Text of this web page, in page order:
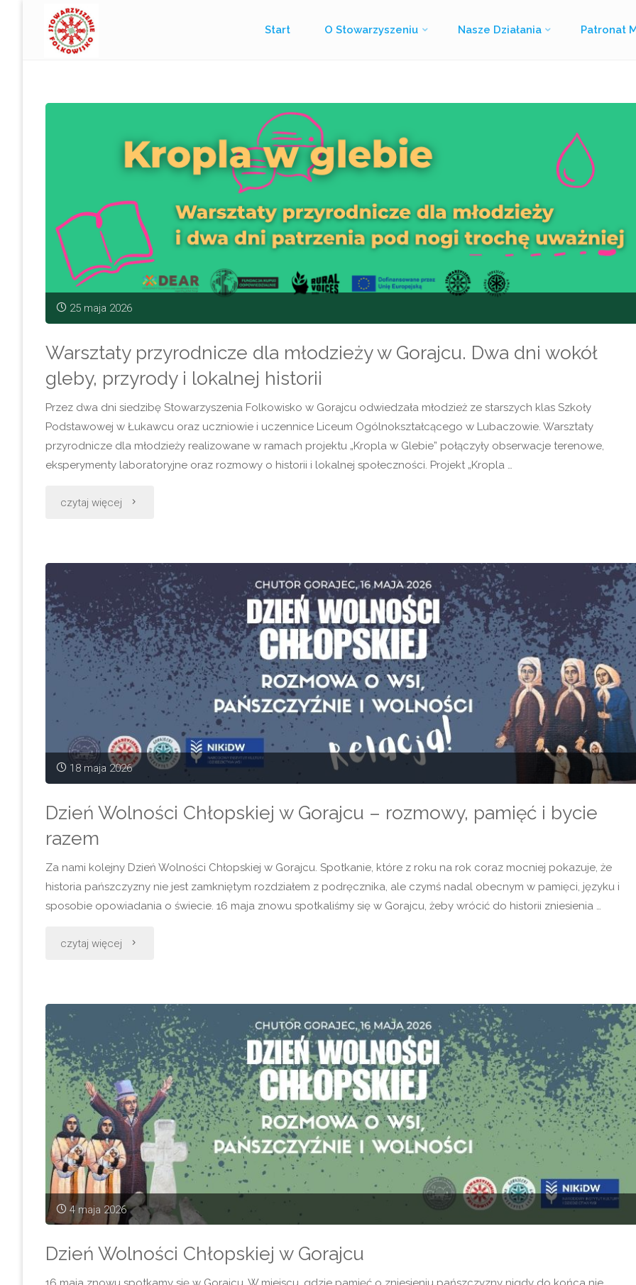
Start O Stowarzyszeniu Nasze Działania Patronat
25 maja 2026
Warsztaty przyrodnicze dla młodzieży w Gorajcu. Dwa dni wokół
gleby, przyrody i lokalnej historii
Przez dwa dni siedzibę Stowarzyszenia Folkowisko w Gorajcu odwiedzała młodzież ze starszych klas Szkoły
Podstawowej w Łukawcu oraz uczniowie i uczennice Liceum Ogólnokształcącego w Lubaczowie. Warsztaty
przyrodnicze dla młodzieży realizowane w ramach projektu „Kropla w Glebie” połączyły obserwacje terenowe,
eksperymenty laboratoryjne oraz rozmowy o historii i lokalnej społeczności. Projekt „Kropla …
czytaj więcej "Warsztaty
dla
młodzieży
w
Gorajcu.
Dwa
dni
wokół
gleby,
przyrody
lokalnej
18 maja 2026
Dzień Wolności Chłopskiej w Gorajcu – rozmowy, pamięć i bycie
razem
Za nami kolejny Dzień Wolności Chłopskiej w Gorajcu. Spotkanie, które z roku na rok coraz mocniej pokazuje, że
historia pańszczyzny nie jest zamkniętym rozdziałem z podręcznika, ale czymś nadal obecnym w pamięci, języku i
sposobie opowiadania o świecie. 16 maja znowu spotkaliśmy się w Gorajcu, żeby wrócić do historii zniesienia …
czytaj więcej "Dzień
Chłopskiej
w
Gorajcu
–
rozmowy,
pamięć
i
bycie
razem"
4 maja 2026
Dzień Wolności Chłopskiej w Gorajcu